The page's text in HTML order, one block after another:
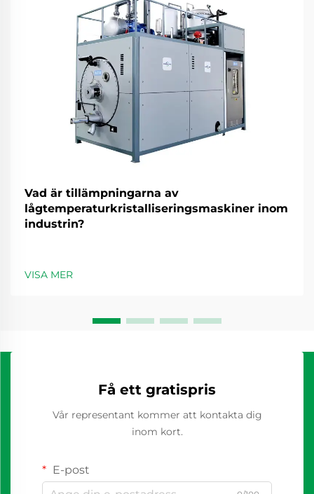
Vad är tillämpningarna av
lågtemperaturkristalliseringsmaskiner inom
industrin?
VISA MER
Få ett gratispris
Vår representant kommer att kontakta dig
inom kort.
E-post